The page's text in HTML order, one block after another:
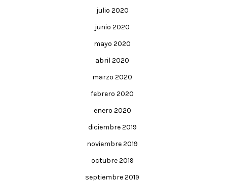
julio 2020
junio 2020
mayo 2020
abril 2020
marzo 2020
febrero 2020
enero 2020
diciembre 2019
noviembre 2019
octubre 2019
septiembre 2019